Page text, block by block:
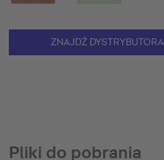
ZNAJDŹ DYSTRYBUTORA
Pliki do pobrania